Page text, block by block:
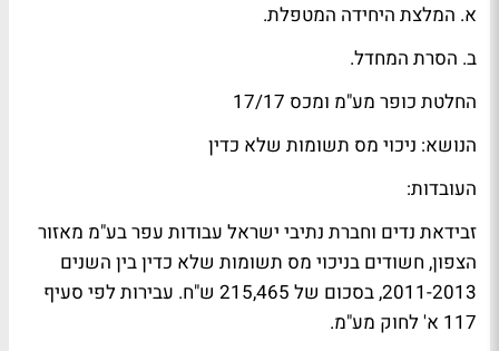
א. המלצת היחידה המטפלת.
ב. הסרת המחדל.
החלטת כופר מע"מ ומכס 17/17
הנושא: ניכוי מס תשומות שלא כדין
העובדות:
זבידאת נדים וחברת נתיבי ישראל עבודות עפר בע"מ מאזור
הצפון, חשודים בניכוי מס תשומות שלא כדין בין השנים
2011-2013, בסכום של 215,465 ש"ח. עבירות לפי סעיף
117 א' לחוק מע"מ.